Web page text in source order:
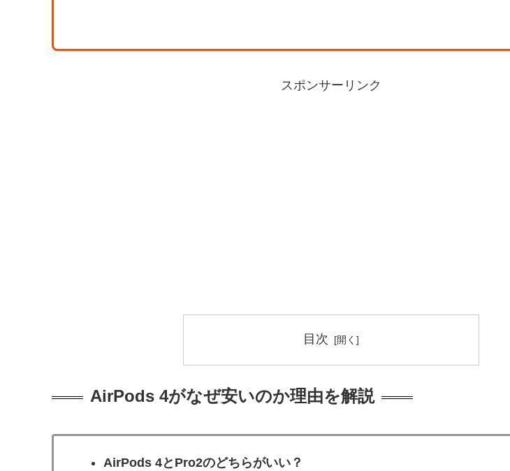
スポンサーリンク
目次
AirPods 4がなぜ安いのか理由を解説
AirPods 4とPro2のどちらがいい？